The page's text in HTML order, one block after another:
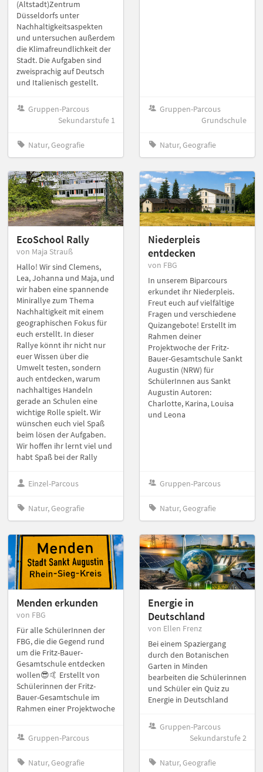
(Altstadt)Zentrum
Düsseldorfs unter
Nachhaltigkeitsaspekten
und untersuchen außerdem
die Klimafreundlichkeit der
Stadt. Die Aufgaben sind
zweisprachig auf Deutsch
und Italienisch gestellt.
Gruppen-Parcous
Sekundarstufe 1
Natur, Geografie
Gruppen-Parcous
Grundschule
Natur, Geografie
EcoSchool Rally
von Maja Strauß
Hallo! Wir sind Clemens,
Lea, Johanna und Maja, und
wir haben eine spannende
Minirallye zum Thema
Nachhaltigkeit mit einem
geographischen Fokus für
euch erstellt. In dieser
Rallye könnt ihr nicht nur
euer Wissen über die
Umwelt testen, sondern
auch entdecken, warum
nachhaltiges Handeln
gerade an Schulen eine
wichtige Rolle spielt. Wir
wünschen euch viel Spaß
beim lösen der Aufgaben.
Wir hoffen ihr lernt viel und
habt Spaß bei der Rally
Einzel-Parcous
Natur, Geografie
Niederpleis
entdecken
von FBG
In unserem Biparcours
erkundet ihr Niederpleis.
Freut euch auf vielfältige
Fragen und verschiedene
Quizangebote! Erstellt im
Rahmen deiner
Projektwoche der Fritz-
Bauer-Gesamtschule Sankt
Augustin (NRW) für
SchülerInnen aus Sankt
Augustin Autoren:
Charlotte, Karina, Louisa
und Leona
Gruppen-Parcous
Natur, Geografie
Menden erkunden
von FBG
Für alle SchülerInnen der
FBG, die die Gegend rund
um die Fritz-Bauer-
Gesamtschule entdecken
wollen😎🤙 Erstellt von
Schülerinnen der Fritz-
Bauer-Gesamtschule im
Rahmen einer Projektwoche
Gruppen-Parcous
Natur, Geografie
Energie in
Deutschland
von Ellen Frenz
Bei einem Spaziergang
durch den Botanischen
Garten in Minden
bearbeiten die Schülerinnen
und Schüler ein Quiz zu
Energie in Deutschland
Gruppen-Parcous
Sekundarstufe 2
Natur, Geografie